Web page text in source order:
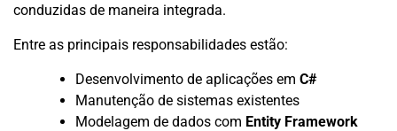
conduzidas de maneira integrada.
Entre as principais responsabilidades estão:
Desenvolvimento de aplicações em C#
Manutenção de sistemas existentes
Modelagem de dados com Entity Framework